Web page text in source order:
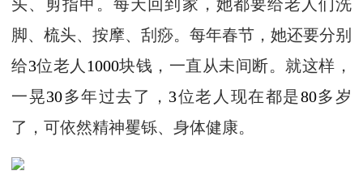
头、剪指甲。每天回到家，她都要给老人们洗
脚、梳头、按摩、刮痧。每年春节，她还要分别
给3位老人 1000块钱，一直从未间断。就这样，
一晃30多年过去了， 3位老人现在都是80多岁
了，可依然精神矍铄、身体健康。